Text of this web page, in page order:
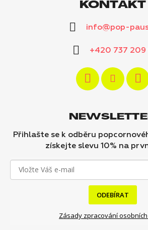
KONTAKT
info@pop-
+420 737 209
Přihlašte se k odběru
získejte slevu 10% na
ODEBÍRAT
Zásady zpracování